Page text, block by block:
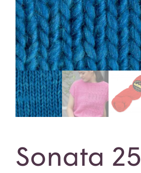
Sonata 25